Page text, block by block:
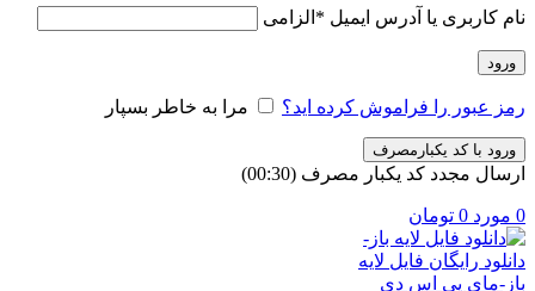
نام کاربری یا آدرس ایمیل * الزامی
ورود
رمز عبور را فراموش کرده اید؟ مرا به خاطر بسپار
ورود با کد یکبارمصرف
ارسال مجدد کد یکبار مصرف (00:
30
)
0 مورد 0 تومان